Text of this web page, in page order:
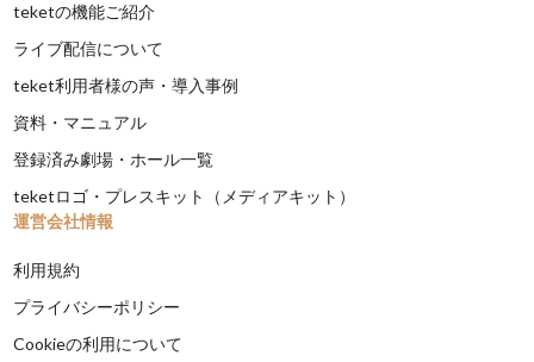
teketの機能ご紹介
ライブ配信について
teket利用者様の声・導入事例
資料・マニュアル
登録済み劇場・ホール一覧
teketロゴ・プレスキット（メディアキット）
運営会社情報
利用規約
プライバシーポリシー
Cookieの利用について